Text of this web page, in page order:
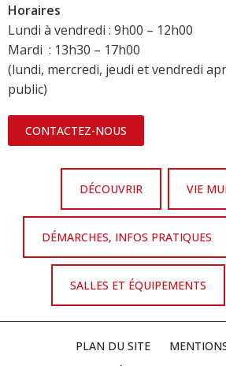
Horaires
Lundi à vendredi : 9h00 – 12h00
Mardi : 13h30 – 17h00
(lundi, mercredi, jeudi et vendredi
public)
CONTACTEZ-NOUS
DÉCOUVRIR VIE
DÉMARCHES, INFOS PRATIQUES
SALLES ET ÉQUIPEMENTS
PLAN DU SITE